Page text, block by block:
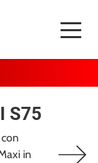
S75
in